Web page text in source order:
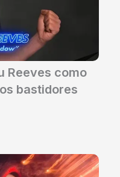
Reeves como
bastidores